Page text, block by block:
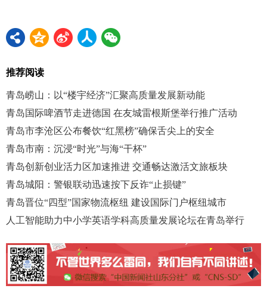
推荐阅读
青岛崂山：以“楼宇经济”汇聚高质量发展新动能
青岛国际啤酒节走进德国 在友城雷根斯堡举行推广活动
青岛市李沧区公布餐饮“红黑榜”确保舌尖上的安全
青岛市南：沉浸“时光”与海“干杯”
青岛创新创业活力区加速推进 交通畅达激活文旅板块
青岛城阳：警银联动迅速按下反诈“止损键”
青岛晋位“四型”国家物流枢纽 建设国际门户枢纽城市
人工智能助力中小学英语学科高质量发展论坛在青岛举行